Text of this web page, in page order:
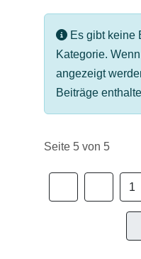
Information
Es gibt keine
Kategorie.
angezeigt
Beiträge
Seite 5 von 5
1